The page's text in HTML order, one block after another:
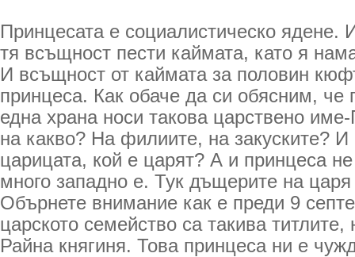
Принцесата е социалистическо ядене.
тя всъщност пести каймата, като я
И всъщност от каймата за половин
принцеса. Как обаче да си обясним, че
една храна носи такова царствено
на какво? На филиите, на закуските? И
царицата, кой е царят? А и принцеса
много западно е. Тук дъщерите на царя
Обърнете внимание как е преди 9
царското семейство са такива
Райна княгиня. Това принцеса ни е